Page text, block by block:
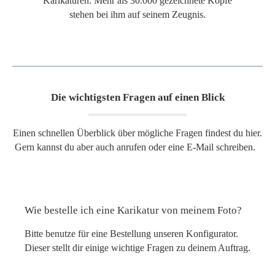
stehen bei ihm auf seinem Zeugnis.
Die wichtigsten Fragen auf einen Blick
Einen schnellen Überblick über mögliche Fragen findest du hier.
Gern kannst du aber auch anrufen oder eine E-Mail schreiben.
Wie bestelle ich eine Karikatur von meinem Foto?
Bitte benutze für eine Bestellung unseren Konfigurator.
Dieser stellt dir einige wichtige Fragen zu deinem Auftrag.